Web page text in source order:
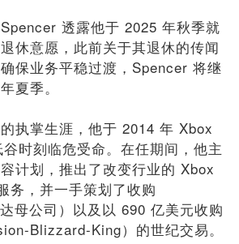
透露他于 2025 年秋季就
休意愿，此前关于其退休的传闻
保业务平稳过渡，Spencer 将继
夏季。
执掌生涯，他于 2014 年 Xbox
时刻临危受命。在任期间，他主
计划，推出了改变行业的 Xbox
务，并一手策划了收购
母公司）以及以 690 亿美元收购
Blizzard-King）的世纪交易。